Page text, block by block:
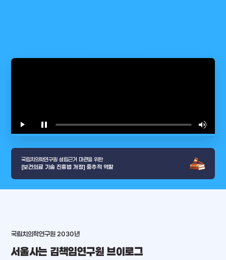
충청남도place
place
place place
place place
play_arrow pause volume_up
국립치의학연구원 설립근거 마련을 위한
[보건의료 기술 진흥법 개정] 중추적 역할
국립치의학연구원 2030년
서울사는 김책임연구원 브이로그